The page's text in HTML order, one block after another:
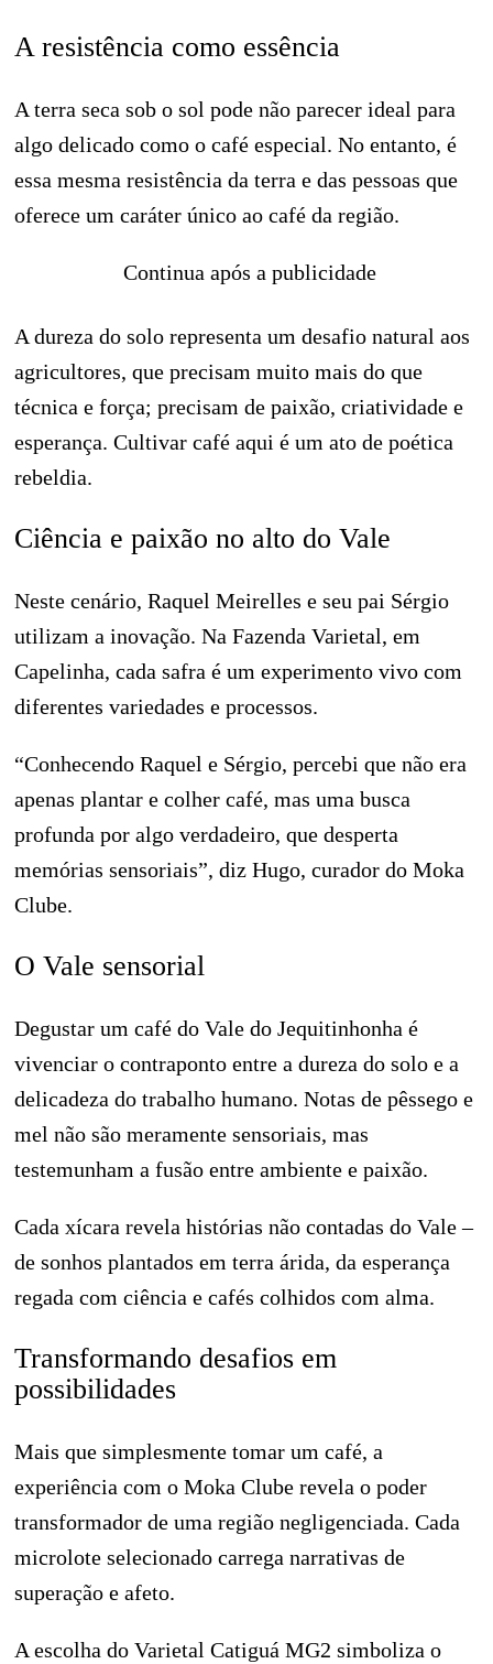
A resistência como essência
A terra seca sob o sol pode não parecer ideal para
algo delicado como o café especial. No entanto, é
essa mesma resistência da terra e das pessoas que
oferece um caráter único ao café da região.
Continua após a publicidade
A dureza do solo representa um desafio natural aos
agricultores, que precisam muito mais do que
técnica e força; precisam de paixão, criatividade e
esperança. Cultivar café aqui é um ato de poética
rebeldia.
Ciência e paixão no alto do Vale
Neste cenário, Raquel Meirelles e seu pai Sérgio
utilizam a inovação. Na Fazenda Varietal, em
Capelinha, cada safra é um experimento vivo com
diferentes variedades e processos.
“Conhecendo Raquel e Sérgio, percebi que não era
apenas plantar e colher café, mas uma busca
profunda por algo verdadeiro, que desperta
memórias sensoriais”, diz Hugo, curador do Moka
Clube.
O Vale sensorial
Degustar um café do Vale do Jequitinhonha é
vivenciar o contraponto entre a dureza do solo e a
delicadeza do trabalho humano. Notas de pêssego e
mel não são meramente sensoriais, mas
testemunham a fusão entre ambiente e paixão.
Cada xícara revela histórias não contadas do Vale –
de sonhos plantados em terra árida, da esperança
regada com ciência e cafés colhidos com alma.
Transformando desafios em
possibilidades
Mais que simplesmente tomar um café, a
experiência com o Moka Clube revela o poder
transformador de uma região negligenciada. Cada
microlote selecionado carrega narrativas de
superação e afeto.
A escolha do Varietal Catiguá MG2 simboliza o